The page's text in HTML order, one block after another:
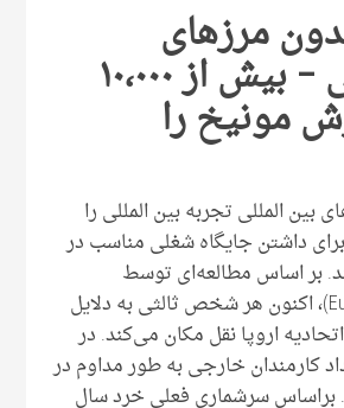
مرزهای
جغرافیایی – بیش از ۱۰،۰۰۰
مونیخ را
بین المللی تجربه بین المللی را
داشتن جایگاه شغلی مناسب در
بر اساس مطالعه‌ای توسط
یوروستت (Eurostat)، اکنون هر شخص ثالثی به دلایل
اروپا نقل مکان می‌کند. در
کارمندان خارجی به طور مداوم در
سرشماری فعلی خرد سال